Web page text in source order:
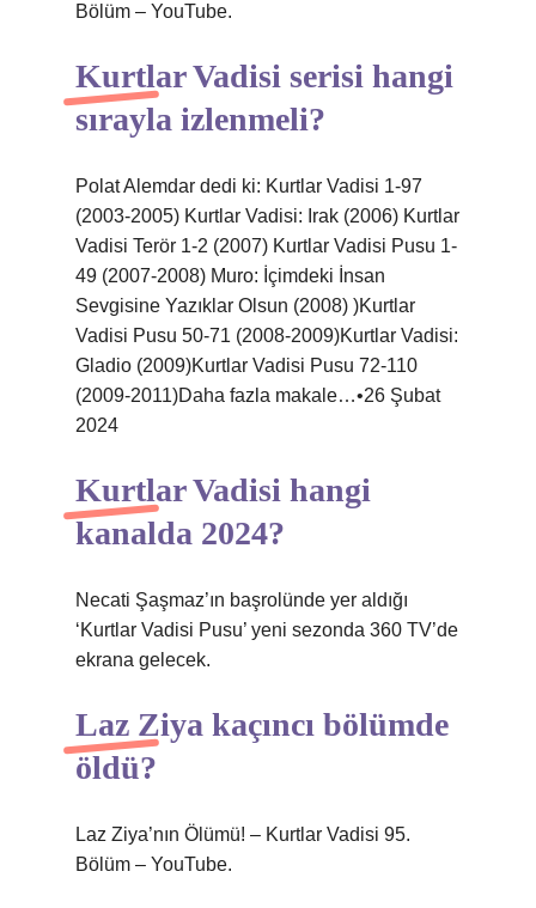
Bölüm – YouTube.
Kurtlar Vadisi serisi hangi
sırayla izlenmeli?
Polat Alemdar dedi ki: Kurtlar Vadisi 1-97
(2003-2005) Kurtlar Vadisi: Irak (2006) Kurtlar
Vadisi Terör 1-2 (2007) Kurtlar Vadisi Pusu 1-
49 (2007-2008) Muro: İçimdeki İnsan
Sevgisine Yazıklar Olsun (2008) )Kurtlar
Vadisi Pusu 50-71 (2008-2009)Kurtlar Vadisi:
Gladio (2009)Kurtlar Vadisi Pusu 72-110
(2009-2011)Daha fazla makale…•26 Şubat
2024
Kurtlar Vadisi hangi
kanalda 2024?
Necati Şaşmaz’ın başrolünde yer aldığı
‘Kurtlar Vadisi Pusu’ yeni sezonda 360 TV’de
ekrana gelecek.
Laz Ziya kaçıncı bölümde
öldü?
Laz Ziya’nın Ölümü! – Kurtlar Vadisi 95.
Bölüm – YouTube.